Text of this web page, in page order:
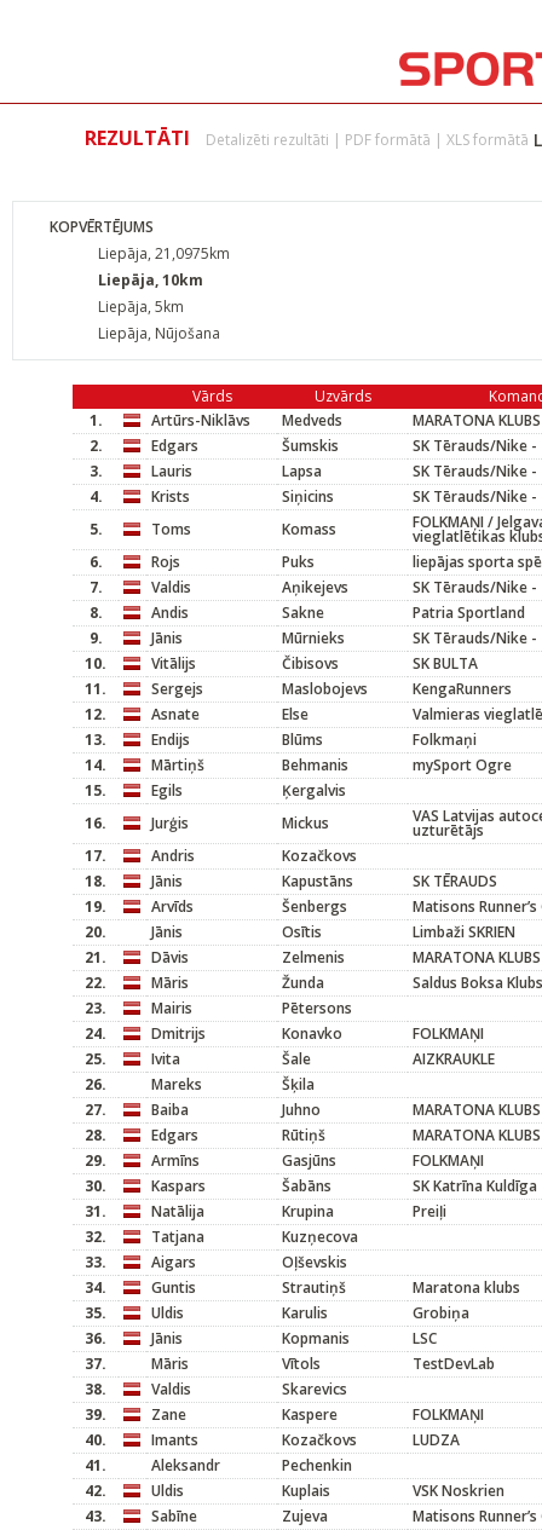
REZULTĀTI Detalizēti rezultāti | PDF formātā | XLS formātā
KOPVĒRTĒJUMS
Liepāja, 21,0975km
Liepāja, 10km
Liepāja, 5km
Liepāja, Nūjošana
Vārds Uzvārds
1.
Artūrs-Niklāvs Medveds
MARATONA KLUBS
2.
Edgars Šumskis
SK Tērauds/Nike -
3.
Lauris Lapsa
SK Tērauds/Nike -
4.
Krists Siņicins
SK Tērauds/Nike -
5.
Toms Komass FOLKMAŅI /
vieglatlētikas
6.
Rojs Puks
liepājas sporta
7.
Valdis Aņikejevs
SK Tērauds/Nike -
8.
Andis Sakne
Patria Sportland
9.
Jānis Mūrnieks
SK Tērauds/Nike -
10.
Vitālijs Čibisovs
SK BULTA
11.
Sergejs Maslobojevs
KengaRunners
12.
Asnate Else
Valmieras
13.
Endijs Blūms
Folkmaņi
14.
Mārtiņš Behmanis
mySport Ogre
15.
Egils
Ķergalvis
16.
Jurģis Mickus VAS Latvijas
uzturētājs
17.
Andris
Kozačkovs
18.
Jānis Kapustāns
SK TĒRAUDS
19.
Arvīds Šenbergs
Matisons Runner’s
20.
Jānis Osītis
Limbaži SKRIEN
21.
Dāvis Zelmenis
MARATONA KLUBS
22.
Māris Žunda
Saldus Boksa Klubs
23.
Mairis
Pētersons
24.
Dmitrijs Konavko
FOLKMAŅI
25.
Ivita Šale
AIZKRAUKLE
26.
Mareks
Šķila
27.
Baiba Juhno
MARATONA KLUBS
28.
Edgars Rūtiņš
MARATONA KLUBS
29.
Armīns Gasjūns
FOLKMAŅI
30.
Kaspars Šabāns
SK Katrīna Kuldīga
31.
Natālija Krupina
Preiļi
32.
Tatjana
Kuzņecova
33.
Aigars
Oļševskis
34.
Guntis Strautiņš
Maratona klubs
35.
Uldis Karulis
Grobiņa
36.
Jānis Kopmanis
LSC
37.
Māris Vītols
TestDevLab
38.
Valdis
Skarevics
39.
Zane Kaspere
FOLKMAŅI
40.
Imants Kozačkovs
LUDZA
41.
Aleksandr
Pechenkin
42.
Uldis Kuplais
VSK Noskrien
43.
Sabīne Zujeva
Matisons Runner’s